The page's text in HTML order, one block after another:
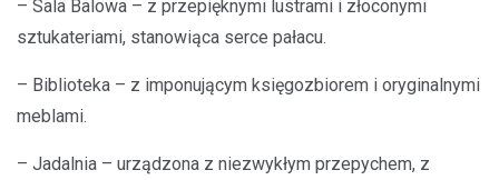
– Sala Balowa – z przepięknymi lustrami i złoconymi
sztukateriami, stanowiąca serce pałacu.
– Biblioteka – z imponującym księgozbiorem i oryginalnymi
meblami.
– Jadalnia – urządzona z niezwykłym przepychem, z